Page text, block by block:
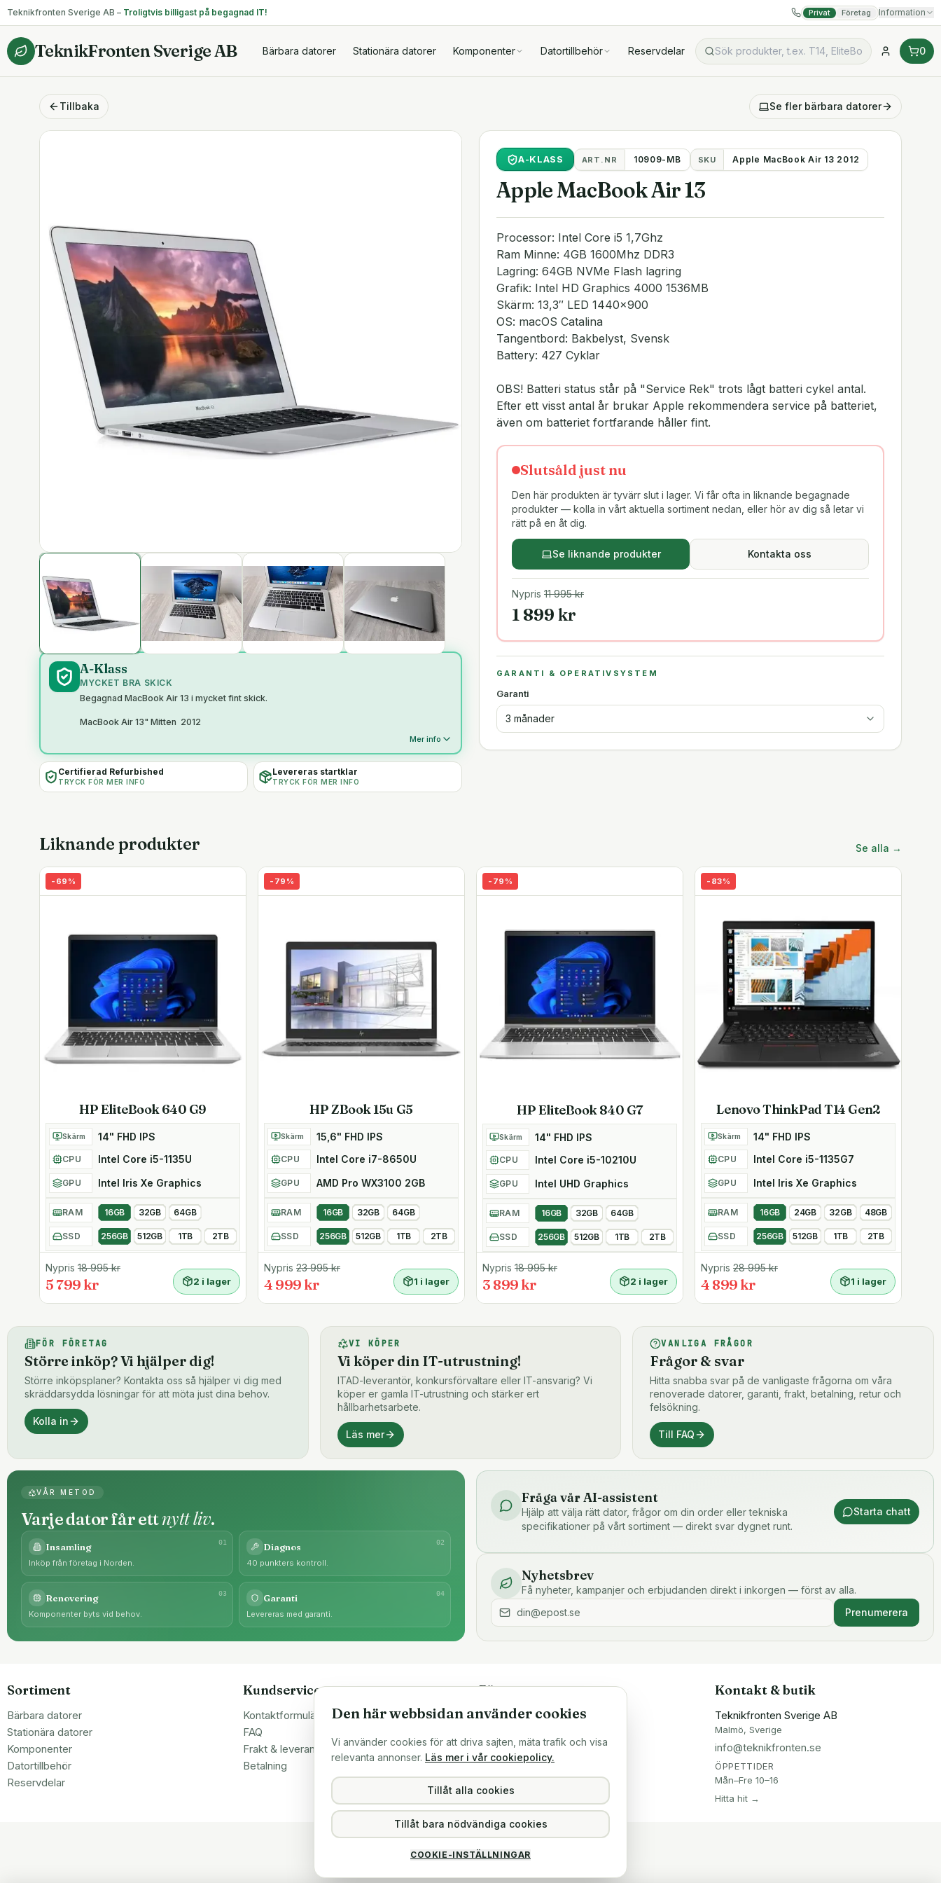
Teknikfronten Sverige AB – Troligtvis billigast på begagnad IT! Privat Företag Information
TeknikFronten Sverige AB Bärbara datorer Stationära datorer Komponenter Datortillbehör Reservdelar 0
Tillbaka Se fler bärbara datorer
A-Klass
MYCKET BRA SKICK
Begagnad MacBook Air 13 i mycket fint skick.
MacBook Air 13" Mitten 2012
Mer info
Certifierad Refurbished
TRYCK FÖR MER INFO
Levereras startklar
TRYCK FÖR MER INFO
A-KLASS ART.NR 10909-MB SKU Apple MacBook Air 13 2012
Apple MacBook Air 13
Processor: Intel Core i5 1,7Ghz
Ram Minne: 4GB 1600Mhz DDR3
Lagring: 64GB NVMe Flash lagring
Grafik: Intel HD Graphics 4000 1536MB
Skärm: 13,3″ LED 1440×900
OS: macOS Catalina
Tangentbord: Bakbelyst, Svensk
Battery: 427 Cyklar
OBS! Batteri status står på "Service Rek" trots lågt batteri cykel antal.
Efter ett visst antal år brukar Apple rekommendera service på batteriet,
även om batteriet fortfarande håller fint.
Slutsåld just nu
Den här produkten är tyvärr slut i lager. Vi får ofta in liknande begagnade
produkter — kolla in vårt aktuella sortiment nedan, eller hör av dig så letar vi
rätt på en åt dig.
Se liknande produkter Kontakta oss
Nypris 11 995kr
1 899 kr
GARANTI & OPERATIVSYSTEM
Garanti
3 månader
Liknande produkter Se alla →
- 69 %
HP EliteBook 640 G9
Skärm 14" FHD IPS
CPU Intel Core i5-1135U
GPU Intel Iris Xe Graphics
RAM 16GB 32GB 64GB
SSD 256GB 512GB 1TB 2TB
Nypris 18 995kr
5 799 kr 2 i lager
- 79 %
HP ZBook 15u G5
Skärm 15,6" FHD IPS
CPU Intel Core i7-8650U
GPU AMD Pro WX3100 2GB
RAM 16GB 32GB 64GB
SSD 256GB 512GB 1TB 2TB
Nypris 23 995kr
4 999 kr 1 i lager
- 79 %
HP EliteBook 840 G7
Skärm 14" FHD IPS
CPU Intel Core i5-10210U
GPU Intel UHD Graphics
RAM 16GB 32GB 64GB
SSD 256GB 512GB 1TB 2TB
Nypris 18 995kr
3 899 kr 2 i lager
- 83%
Lenovo ThinkPad T14 Gen2
Skärm 14" FHD IPS
CPU Intel Core i5-1135G7
GPU Intel Iris Xe Graphics
RAM 16GB 24GB 32GB 48GB
SSD 256GB 512GB 1TB 2TB
Nypris 28 995kr
4 899 kr 1 i lager
FÖR FÖRETAG
Större inköp? Vi hjälper dig!
Större inköpsplaner? Kontakta oss så hjälper vi dig med
skräddarsydda lösningar för att möta just dina behov.
Kolla in
VI KÖPER
Vi köper din IT-utrustning!
ITAD-leverantör, konkursförvaltare eller IT-ansvarig? Vi
köper er gamla IT-utrustning och stärker ert
hållbarhetsarbete.
Läs mer
VANLIGA FRÅGOR
Frågor & svar
Hitta snabba svar på de vanligaste frågorna om våra
renoverade datorer, garanti, frakt, betalning, retur och
felsökning.
Till FAQ
VÅR METOD
Varje dator får ettnytt liv.
01
Insamling
Inköp från företag i Norden.
02
Diagnos
40 punkters kontroll.
03
Renovering
Komponenter byts vid behov.
04
Garanti
Levereras med garanti.
Fråga vår AI-assistent
Hjälp att välja rätt dator, frågor om din order eller tekniska
specifikationer på vårt sortiment — direkt svar dygnet runt.
Starta chatt
Nyhetsbrev
Få nyheter, kampanjer och erbjudanden direkt i inkorgen — först av alla.
Prenumerera
Sortiment
Bärbara datorer
Stationära datorer
Komponenter
Datortillbehör
Reservdelar
Kundservice
Kontaktformulär
FAQ
Frakt & leverans
Betalning
Företaget
Om oss
Sälj till oss
Köpvillkor
Integritetspolicy
Kontakt & butik
Teknikfronten Sverige AB
Malmö, Sverige
info@teknikfronten.se
ÖPPETTIDER
Mån–Fre 10–16
Hitta hit →
Den här webbsidan använder cookies
Vi använder cookies för att driva sajten, mäta trafik och visa
relevanta annonser. Läs mer i vår cookiepolicy.
Tillåt alla cookies
Tillåt bara nödvändiga cookies
COOKIE-INSTÄLLNINGAR